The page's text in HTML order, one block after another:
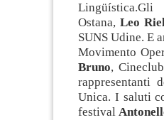
Ostana, Leo
SUNS Udine. E
Movimento
Bruno,
rappresentanti
Unica. I saluti
festival